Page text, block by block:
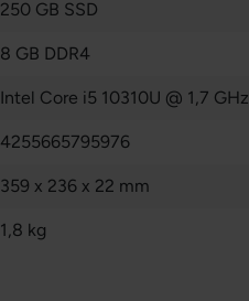
250 GB SSD
8 GB DDR4
Intel Core i5 10310U @ 1,7 GHz
4255665795976
359 x 236 x 22 mm
1,8 kg